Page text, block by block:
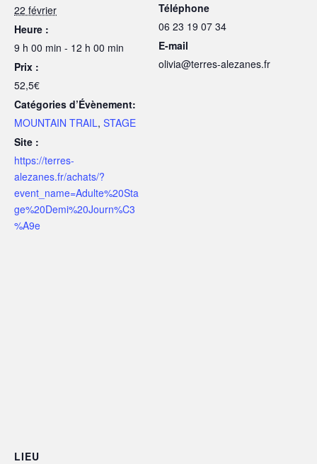
22 février
Heure :
9 h 00 min - 12 h 00 min
Prix :
52,5€
Catégories d’Évènement:
MOUNTAIN TRAIL, STAGE
Site :
https://terres-
alezanes.fr/achats/?
event_name=Adulte%20Sta
ge%20Demi%20Journ%C3
%A9e
Téléphone
06 23 19 07 34
E-mail
olivia@terres-alezanes.fr
LIEU